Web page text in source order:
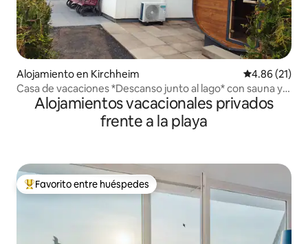
Alojamiento en Kirchheim Calificación
4.86 (21)
Casa de vacaciones *Descanso junto al lago* con sauna y
jacuzziAlojamientos vacacionales privados
frente a la playa
Favorito entre huéspedes preferido
Favorito entre huéspedes